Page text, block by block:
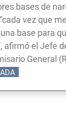
bases de
vez que
base para
afirmó el Jefe
General